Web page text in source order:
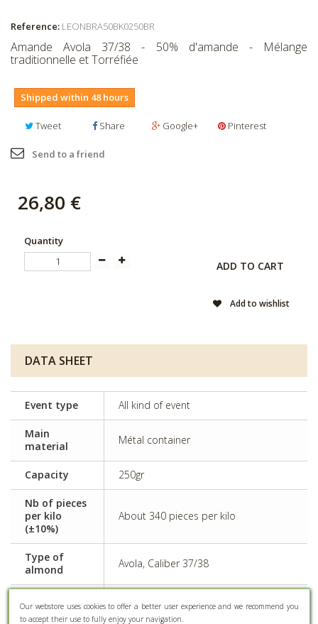
Reference: LEONBRA50BK0250BR
Amande Avola 37/38 - 50% d'amande - Mélange
traditionnelle et Torréfiée
Shipped within 48 hours
Tweet Share Google+ Pinterest
Send to a friend
26,80 €
Quantity
ADD TO CART
Add to wishlist
DATA SHEET
Event type All kind of event
Main
material
Métal container
Capacity 250gr
Nb of pieces
per kilo
(±10%)
About 340 pieces per kilo
Type of
almond
Avola, Caliber 37/38
Side effects
on activity and attention in children
Our webstore uses cookies to offer a better user experience and we recommend you
to accept their use to fully enjoy your navigation.